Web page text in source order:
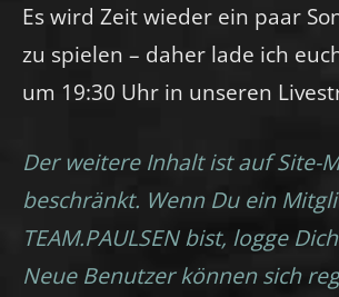
Es wird Zeit wieder ein paar
zu spielen – daher lade ich
um 19:30 Uhr in unseren
Der weitere Inhalt ist auf Site-
beschränkt. Wenn Du ein
TEAM.PAULSEN bist, logge
Neue Benutzer können sich